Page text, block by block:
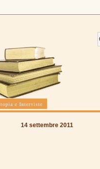
e Interviste
14 settembre 2011